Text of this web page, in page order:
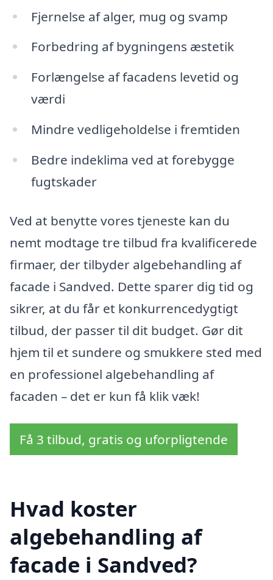
Fjernelse af alger, mug og svamp
Forbedring af bygningens æstetik
Forlængelse af facadens levetid og
værdi
Mindre vedligeholdelse i fremtiden
Bedre indeklima ved at forebygge
fugtskader
Ved at benytte vores tjeneste kan du
nemt modtage tre tilbud fra kvalificerede
firmaer, der tilbyder algebehandling af
facade i Sandved. Dette sparer dig tid og
sikrer, at du får et konkurrencedygtigt
tilbud, der passer til dit budget. Gør dit
hjem til et sundere og smukkere sted med
en professionel algebehandling af
facaden – det er kun få klik væk!
Få 3 tilbud, gratis og uforpligtende
Hvad koster
algebehandling af
facade i Sandved?